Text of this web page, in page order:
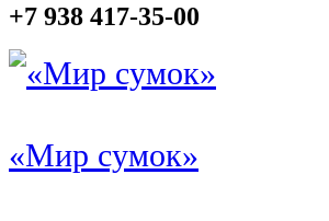
+7 938 417-35-00
«Мир сумок»